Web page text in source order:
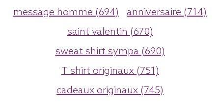
message homme (694)
anniversaire (714)
saint valentin (670)
sweat shirt sympa (690)
T shirt originaux (751)
cadeaux originaux (745)